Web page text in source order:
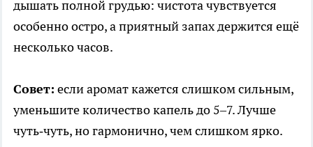
дышать полной грудью: чистота чувствуется
особенно остро, а приятный запах держится ещё
несколько часов.
Совет: если аромат кажется слишком сильным,
уменьшите количество капель до 5–7. Лучше
чуть‑чуть, но гармонично, чем слишком ярко.